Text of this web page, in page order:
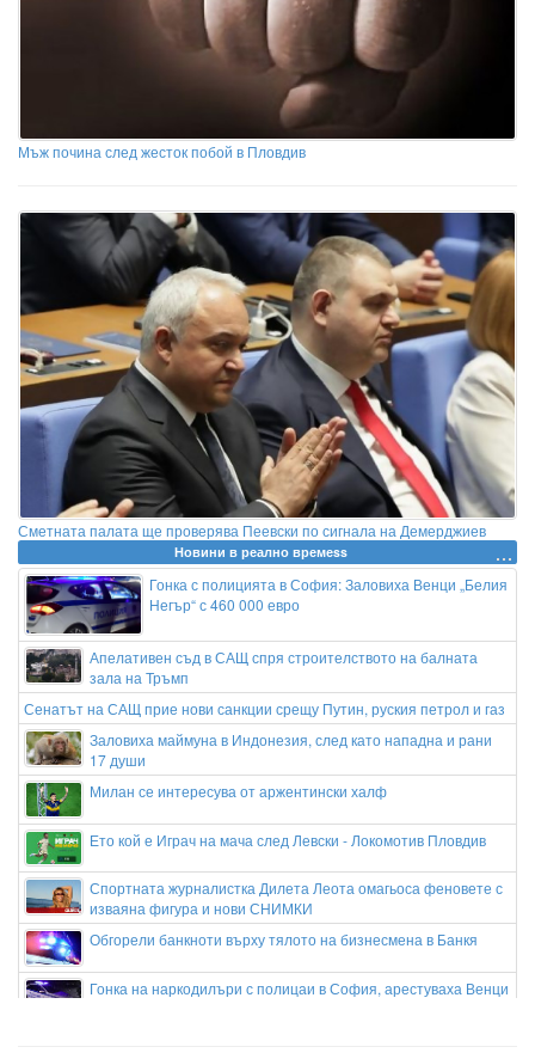
Мъж почина след жесток побой в Пловдив
Сметната палата ще проверява Пеевски по сигнала на Демерджиев
Новини в реално времеss
Гонка с полицията в София: Заловиха Венци „Белия
Негър“ с 460 000 евро
Апелативен съд в САЩ спря строителството на балната
зала на Тръмп
Сенатът на САЩ прие нови санкции срещу Путин, руския петрол и газ
Заловиха маймуна в Индонезия, след като нападна и рани
17 души
Милан се интересува от аржентински халф
Ето кой е Играч на мача след Левски - Локомотив Пловдив
Спортната журналистка Дилета Леота омагьоса феновете с
изваяна фигура и нови СНИМКИ
Обгорели банкноти върху тялото на бизнесмена в Банкя
Гонка на наркодилъри с полицаи в София, арестуваха Венци